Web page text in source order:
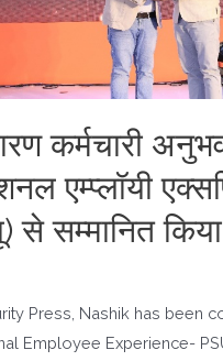
कर्मचारी
एम्प्लॉयी
से सम्मानित
Press, Nashik has been
Employee Experience-